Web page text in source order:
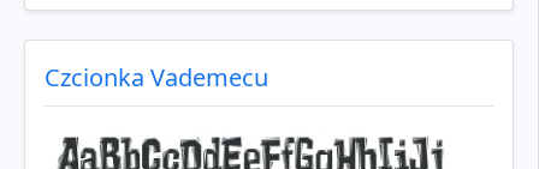
Czcionka Vademecu